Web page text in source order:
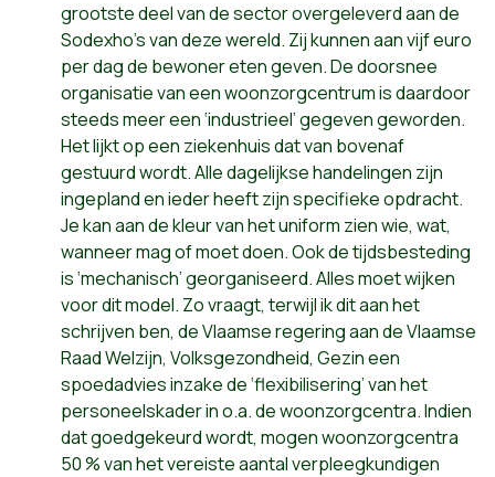
grootste deel van de sector overgeleverd aan de
Sodexho’s van deze wereld. Zij kunnen aan vijf euro
per dag de bewoner eten geven. De doorsnee
organisatie van een woonzorgcentrum is daardoor
steeds meer een ‘industrieel’ gegeven geworden.
Het lijkt op een ziekenhuis dat van bovenaf
gestuurd wordt. Alle dagelijkse handelingen zijn
ingepland en ieder heeft zijn specifieke opdracht.
Je kan aan de kleur van het uniform zien wie, wat,
wanneer mag of moet doen. Ook de tijdsbesteding
is ‘mechanisch’ georganiseerd. Alles moet wijken
voor dit model. Zo vraagt, terwijl ik dit aan het
schrijven ben, de Vlaamse regering aan de Vlaamse
Raad Welzijn, Volksgezondheid, Gezin een
spoedadvies inzake de ‘flexibilisering’ van het
personeelskader in o.a. de woonzorgcentra. Indien
dat goedgekeurd wordt, mogen woonzorgcentra
50 % van het vereiste aantal verpleegkundigen